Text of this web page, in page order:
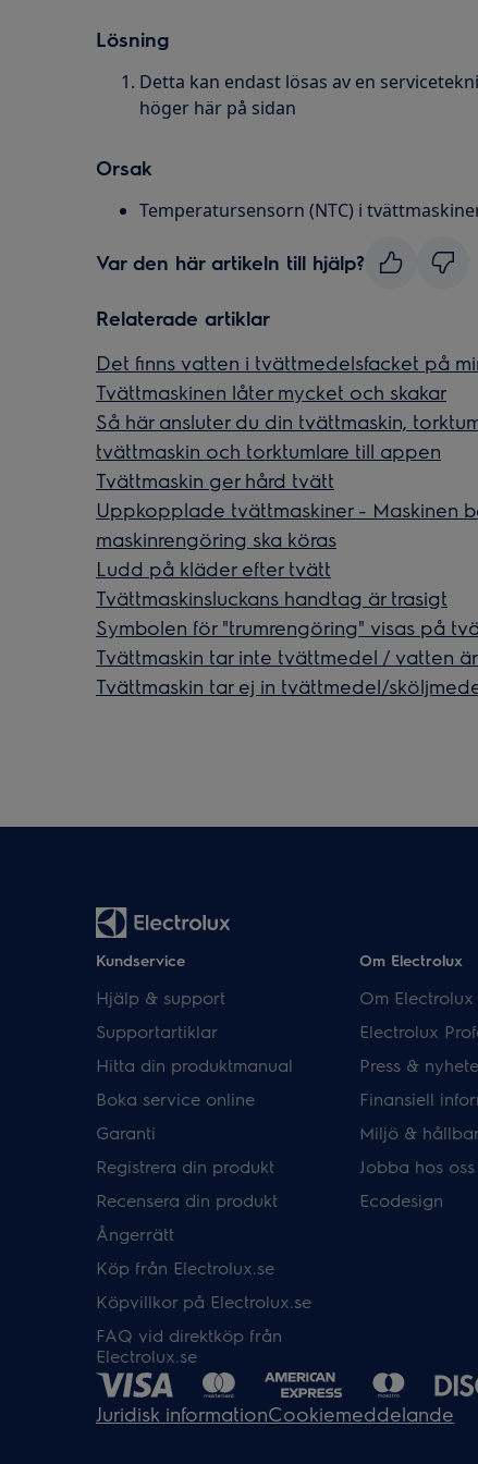
Lösning
Detta kan endast lösas av en
höger här på sidan
Orsak
Temperatursensorn (NTC) i
Var den här artikeln till hjälp?
Relaterade artiklar
Det finns vatten i tvättmedelsfacket på
Tvättmaskinen låter mycket och skakar
Så här ansluter du din tvättmaskin,
tvättmaskin och torktumlare till appen
Tvättmaskin ger hård tvätt
Uppkopplade tvättmaskiner - Maskinen
maskinrengöring ska köras
Ludd på kläder efter tvätt
Tvättmaskinsluckans handtag är trasigt
Symbolen för "trumrengöring" visas på
Tvättmaskin tar inte tvättmedel / vatten
Tvättmaskin tar ej in tvättmedel/
Kundservice
Hjälp & support
Supportartiklar
Hitta din produktmanual
Boka service online
Garanti
Registrera din produkt
Recensera din produkt
Ångerrätt
Köp från Electrolux.se
Köpvillkor på Electrolux.se
FAQ vid direktköp från
Electrolux.se
Om Electrolux
Om
Electrolux
Press &
Finansiell
Miljö &
Jobba hos oss
Ecodesign
Juridisk informationCookiemeddelande